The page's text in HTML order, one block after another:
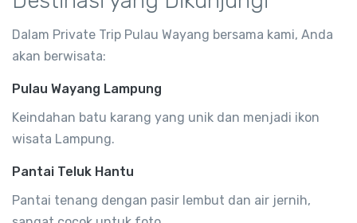
Dalam Private Trip Pulau Wayang bersama kami, Anda
akan berwisata:
Pulau Wayang Lampung
Keindahan batu karang yang unik dan menjadi ikon
wisata Lampung.
Pantai Teluk Hantu
Pantai tenang dengan pasir lembut dan air jernih,